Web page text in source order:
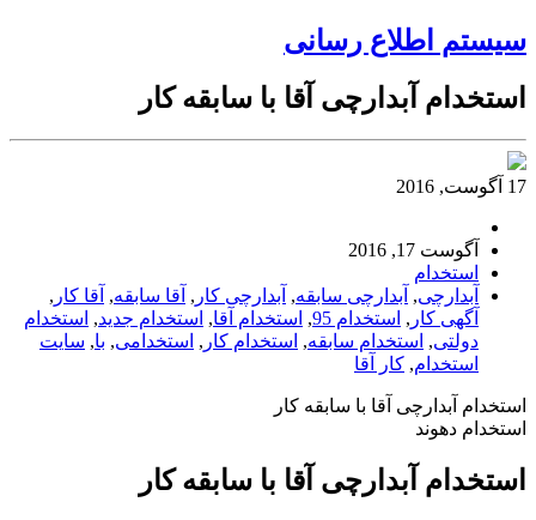
سیستم اطلاع رسانی
استخدام آبدارچی آقا با سابقه کار
17 آگوست, 2016
آگوست 17, 2016
استخدام
آبدارچی, آبدارچی سابقه, آبدارچی کار , آقا سابقه, آقا کار ,
آگهی کار , استخدام 95 , استخدام آقا, استخدام جدید, استخدام
دولتی, استخدام سابقه, استخدام کار , استخدامی, با, سایت
استخدام, کار آقا
استخدام آبدارچی آقا با سابقه کار
استخدام دهوند
استخدام آبدارچی آقا با سابقه کار